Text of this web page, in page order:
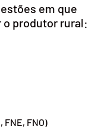
em que
o produtor rural:
FNO)